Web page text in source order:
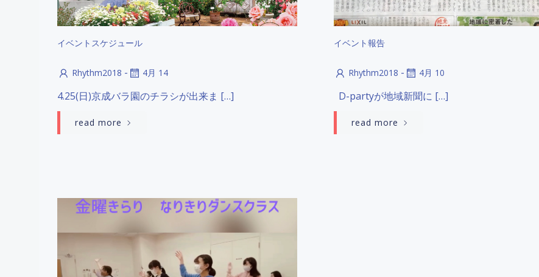
イベントスケジュール
Rhythm2018 - 4月 14
4.25(日)京成バラ園のチラシが出来ま […]
read more
イベント報告
Rhythm2018 - 4月 10
D-partyが地域新聞に […]
read more